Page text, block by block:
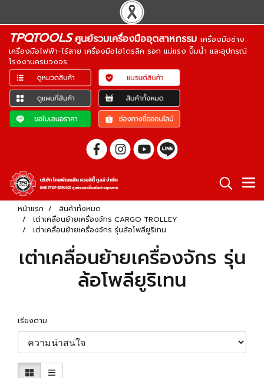
TPQTOOLSศูนย์รวมเครื่องมืออุตสาหกรรม เครื่องมือช่าง
เครื่องมือไฟฟ้า-ไร้สาย เครื่องมือไฮโดรลิค รอก แม่แรง ปั๊มน้ำ และอุปกรณ์
โรงงานครบวงจร
หน้าแรก
สินค้าทั้งหมด
เต่าเคลื่อนย้ายเครื่องจักร CARGO TROLLEY
เต่าเคลื่อนย้ายเครื่องจักร รุ่นล้อโพลียูริเทน
เต่าเคลื่อนย้ายเครื่องจักร รุ่น
ล้อโพลียูริเทน
เรียงตาม